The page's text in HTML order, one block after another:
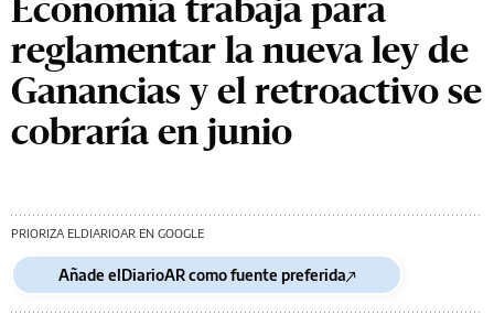
reglamentar la nueva ley de
Ganancias y el retroactivo se
cobraría en junio
PRIORIZA ELDIARIOAR EN GOOGLE
Añade elDiarioAR como fuente preferida